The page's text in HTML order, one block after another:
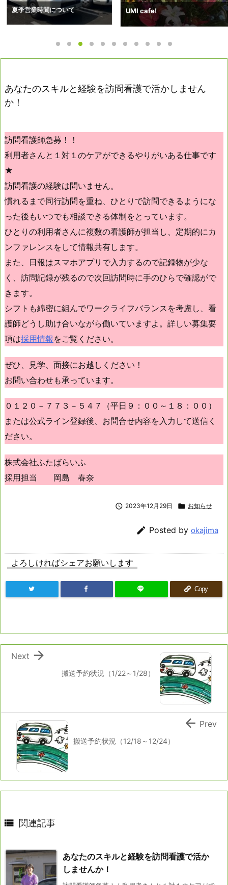
て UMI cafe! 搬送予約状況
あなたのスキルと経験を訪問看護で活かしません
か！
訪問看護師急募！！
利用者さんと１対１のケアができるやりがいある仕事です
★
訪問看護の経験は問いません。
慣れるまで同行訪問を重ね、ひとりで訪問できるようにな
った後もいつでも相談できる体制をとっています。
ひとりの利用者さんに複数の看護師が担当し、定期的にカ
ンファレンスをして情報共有します。
また、日報はスマホアプリで入力するので記録物が少な
く、訪問記録が残るので次回訪問時に手のひらで確認がで
きます。
シフトも綿密に組んでワークライフバランスを考慮し、看
護師どうし助け合いながら働いていますよ。詳しい募集要
項は採用情報 をご覧ください。
ぜひ、見学、面接にお越しください！
お問い合わせも承っています。
０１２０－７７３－５４７（平日９：００～１８：００）
または公式ライン登録後、お問合せ内容を入力して送信く
ださい。
株式会社ふたばらいふ
採用担当 岡島 春奈
 2023年12月29日  お知らせ
 Posted by okajima
よろしければシェアお願いします
Copy
搬送予約状況（1/22～1/28）

Next
搬送予約状況（12/18～12/24）
 Prev
 関連記事
あなたのスキルと経験を訪問看護で活か
しませんか！